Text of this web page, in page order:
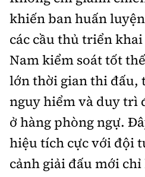
Tổng biên tập:Nguyễn Thị
Nguyễn
Nguyễn Đức Thắng, La Đức
Hotline:
0901 514 799
Quảng cáo và
0915 057 282
Email:
Cấm sao chép dưới mọi hình
chấp thuận bằng văn bản.
khiến ban huấn
các cầu thủ triển
Nam kiểm soát tốt
lớn thời gian thi đấu,
nguy hiểm và duy trì
ở hàng phòng ngự.
hiệu tích cực với đội
cảnh giải đấu mới chỉ